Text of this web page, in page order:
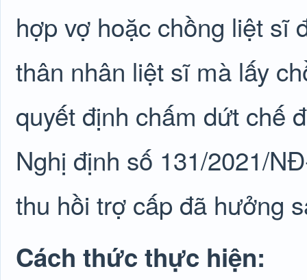
hợp vợ hoặc chồng liệt sĩ
thân nhân liệt sĩ mà lấy
quyết định chấm dứt chế
Nghị định số 131/2021/
thu hồi trợ cấp đã hưởng
Cách thức thực hiện: